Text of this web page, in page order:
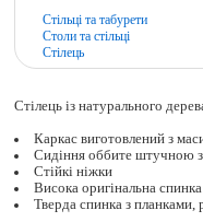
Стільці та табурети
Столи та стільці
Стілець
Стілець із натурального
Каркас виготовлений з
Сидіння оббите штучною
Стійкі ніжки
Висока оригінальна спинка
Тверда спинка з